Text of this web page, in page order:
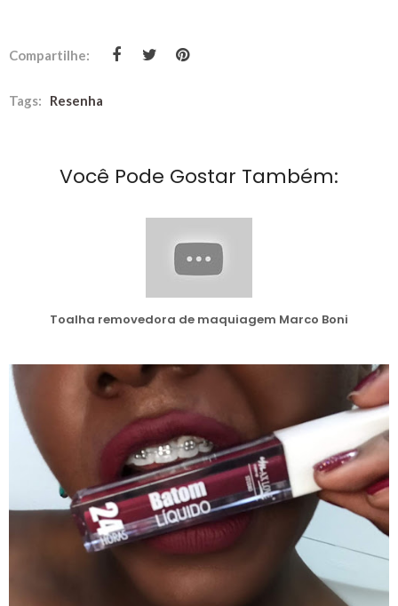
Compartilhe:
Tags: Resenha
Você Pode Gostar Também:
Toalha removedora de maquiagem Marco Boni